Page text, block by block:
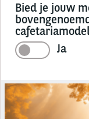
Bied je jouw
Ja